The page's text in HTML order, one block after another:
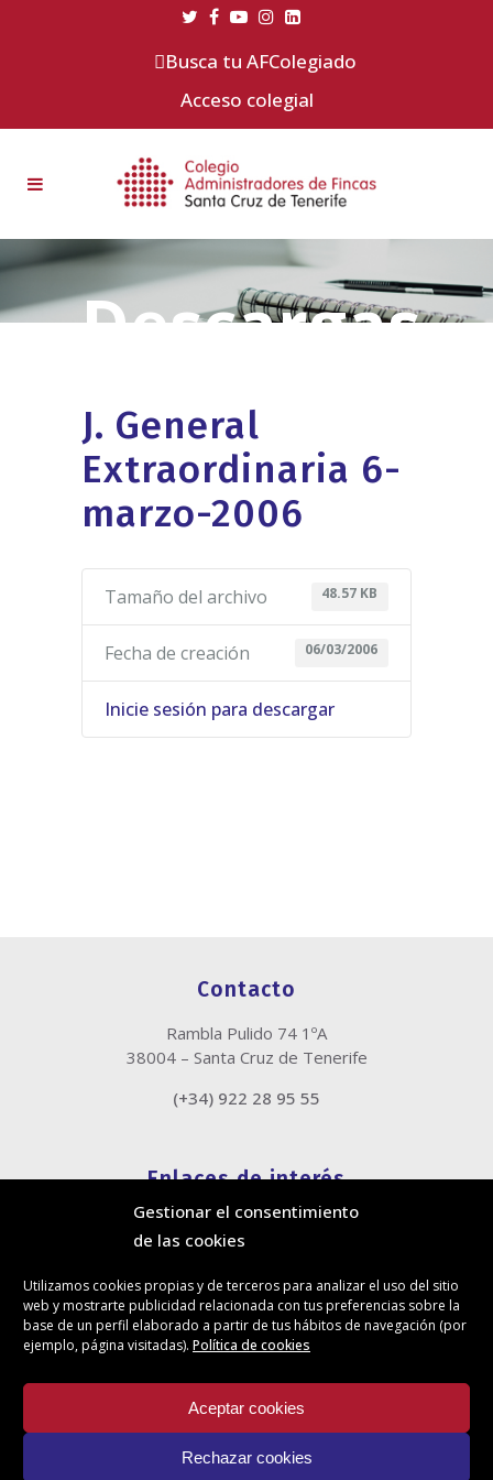
Gestionar el consentimiento
de las cookies
Utilizamos cookies propias y de terceros para analizar el uso del sitio
web y mostrarte publicidad relacionada con tus preferencias sobre la
base de un perfil elaborado a partir de tus hábitos de navegación (por
ejemplo, página visitadas). Política de cookies
Aceptar cookies
Rechazar cookies
Busca tu AFColegiado
Acceso colegial
J. General
Extraordinaria 6-
marzo-2006
Tamaño del archivo 48.57 KB
Fecha de creación 06/03/2006
Inicie sesión para descargar
Contacto
Rambla Pulido 74 1ºA
38004 – Santa Cruz de Tenerife
(+34) 922 28 95 55
Enlaces de interés
Política de cookies
Política de privacidad
Canal de denuncias
Protección de privacidad en redes sociales
Síguenos